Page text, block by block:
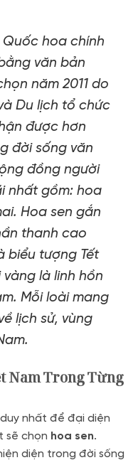
Quốc hoa chính
văn bản
năm 2011 do
Du lịch tổ chức
được hơn
đời sống văn
đồng người
nhất gồm: hoa
Hoa sen gắn
thanh cao
biểu tượng Tết
là linh hồn
Mỗi loài mang
lịch sử, vùng
Nam Trong Từng
nhất để đại diện
sẽ chọn hoa sen.
diện trong đời sống